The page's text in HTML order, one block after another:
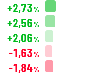
+2,73 %
+2,56 %
+2,06 %
-1,63 %
-1,84%